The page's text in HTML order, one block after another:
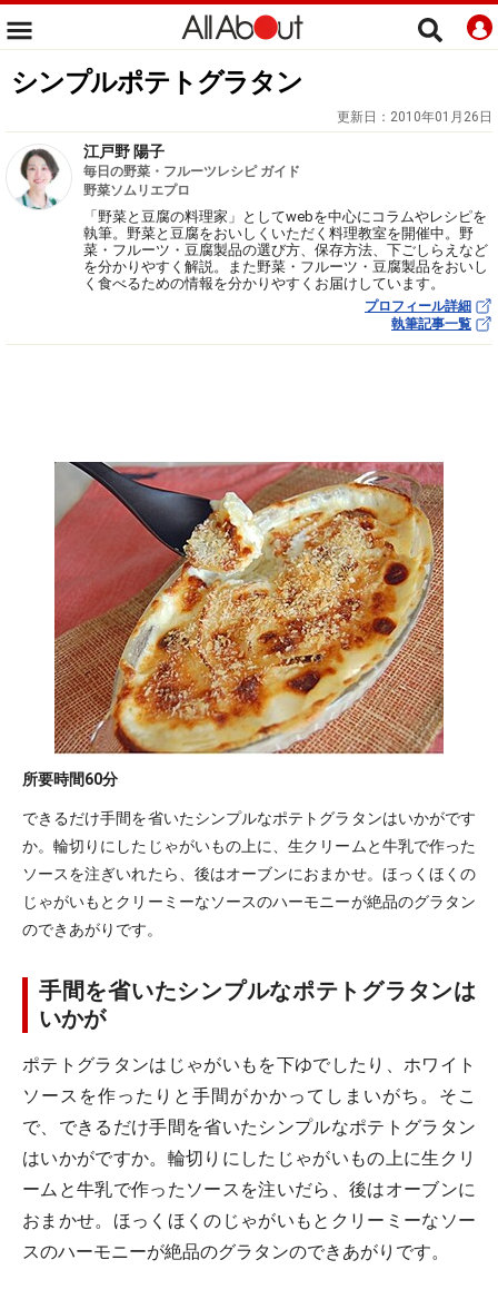
シンプルポテトグラタン
更新日： 2010年01月26日
江戸野 陽子
毎日の野菜・フルーツレシピ ガイド
野菜ソムリエプロ
「野菜と豆腐の料理家」としてwebを中心にコラムやレシピを
執筆。野菜と豆腐をおいしくいただく料理教室を開催中。野
菜・フルーツ・豆腐製品の選び方、保存方法、下ごしらえなど
を分かりやすく解説。また野菜・フルーツ・豆腐製品をおいし
く食べるための情報を分かりやすくお届けしています。
プロフィール詳細
執筆記事一覧
所要時間60分
できるだけ手間を省いたシンプルなポテトグラタンはいかがです
か。輪切りにしたじゃがいもの上に、生クリームと牛乳で作った
ソースを注ぎいれたら、後はオーブンにおまかせ。ほっくほくの
じゃがいもとクリーミーなソースのハーモニーが絶品のグラタン
のできあがりです。
手間を省いたシンプルなポテトグラタンは
いかが
ポテトグラタンはじゃがいもを下ゆでしたり、ホワイト
ソースを作ったりと手間がかかってしまいがち。そこ
で、できるだけ手間を省いたシンプルなポテトグラタン
はいかがですか。輪切りにしたじゃがいもの上に生クリ
ームと牛乳で作ったソースを注いだら、後はオーブンに
おまかせ。ほっくほくのじゃがいもとクリーミーなソー
スのハーモニーが絶品のグラタンのできあがりです。